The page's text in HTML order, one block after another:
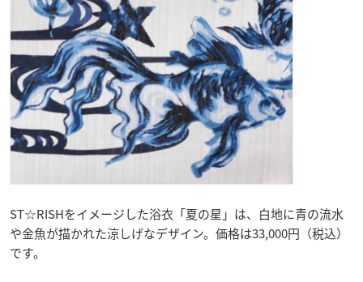
ST☆RISHをイメージした浴衣「夏の星」は、白地に青の流水
や金魚が描かれた涼しげなデザイン。価格は33,000円（税込）
です。